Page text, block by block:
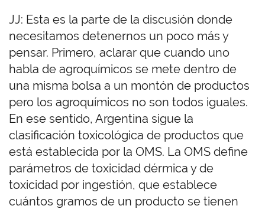
JJ: Esta es la parte de la discusión donde
necesitamos detenernos un poco más y
pensar. Primero, aclarar que cuando uno
habla de agroquímicos se mete dentro de
una misma bolsa a un montón de productos
pero los agroquímicos no son todos iguales.
En ese sentido, Argentina sigue la
clasificación toxicológica de productos que
está establecida por la OMS. La OMS define
parámetros de toxicidad dérmica y de
toxicidad por ingestión, que establece
cuántos gramos de un producto se tienen